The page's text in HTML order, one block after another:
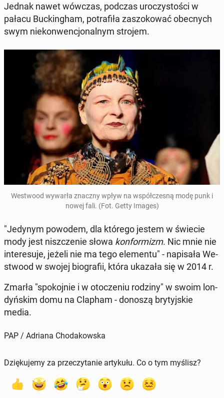
Jednak nawet wówczas, podczas uro­czy­sto­ści w
pałacu Buc­kin­gham, po­tra­fi­ła za­szo­ko­wać obec­nych
swym nie­kon­wen­cjo­nal­nym strojem.
We­stwo­od wywarła znaczny wpływ na współ­cze­sną modę punk i
nowej fali. (Fot. Getty Images)
"Jedynym powodem, dla którego jestem w świecie
mody jest nisz­cze­nie słowa kon­for­mizm. Nic mnie nie
in­te­re­su­je, jeżeli nie ma tego ele­men­tu" - na­pi­sa­ła We­
stwo­od w swojej bio­gra­fii, która ukazała się w 2014 r.
Zmarła "spo­koj­nie i w oto­cze­niu rodziny" w swoim lon­
dyń­skim domu na Clapham - donoszą bry­tyj­skie
media.
PAP / Adriana Chodakowska
Dziękujemy za przeczytanie artykułu. Co o tym myślisz?